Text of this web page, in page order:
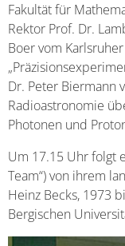
Fakultät für
Rektor Prof. Dr.
Boer vom
Dr. Peter Biermann
Radioastronomie
Photonen und
Um 17.15 Uhr folgt
Team“) von ihrem
Heinz Becks, 1973
Bergischen